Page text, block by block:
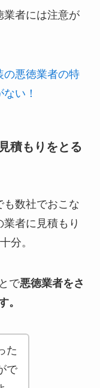
業者には注意が
の悪徳業者の特
い！
積もりをとる
も数社でおこな
者に見積もり
分。
で悪徳業者をさ
。
た
で